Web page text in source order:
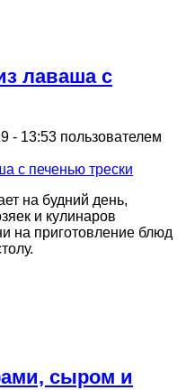
лаваша с
- 13:53 пользователем
на будний день,
и кулинаров
на приготовление блюд
сыром и